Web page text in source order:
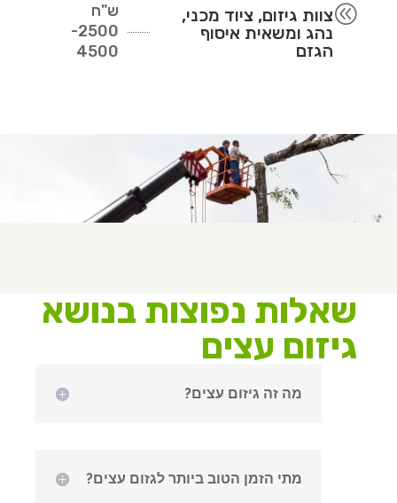
@צוות גיזום, ציוד מכני,
נהג ומשאית איסוף
הגזם
ש"ח
2500-
4500
שאלות נפוצות בנושא
גיזום עצים
מה זה גיזום עצים?
מתי הזמן הטוב ביותר לגזום עצים?